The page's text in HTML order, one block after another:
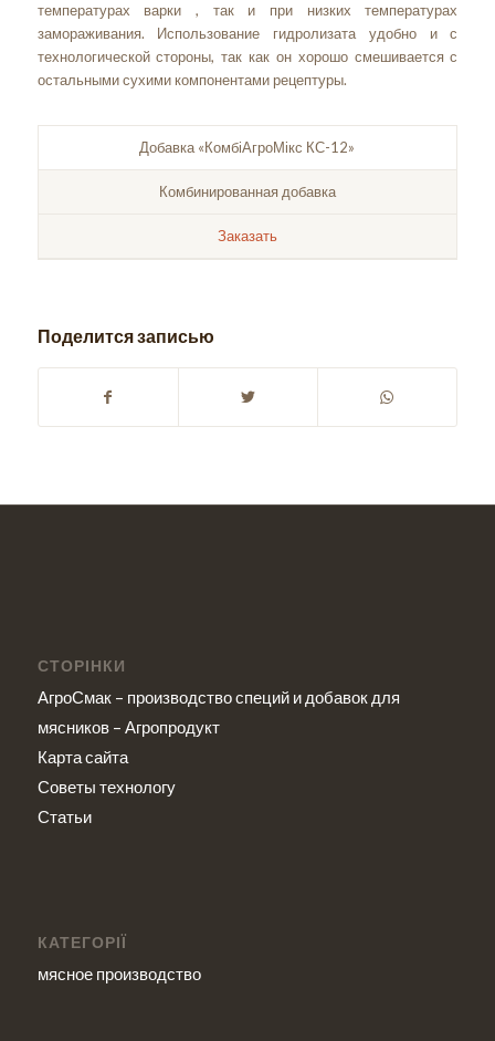
температурах варки , так и при низких температурах
замораживания. Использование гидролизата удобно и с
технологической стороны, так как он хорошо смешивается с
остальными сухими компонентами рецептуры.
Добавка «КомбіАгроМікс КС-12»
Комбинированная добавка
Заказать
Поделится записью
СТОРІНКИ
АгроСмак – производство специй и добавок для
мясников – Агропродукт
Карта сайта
Советы технологу
Статьи
КАТЕГОРІЇ
мясное производство